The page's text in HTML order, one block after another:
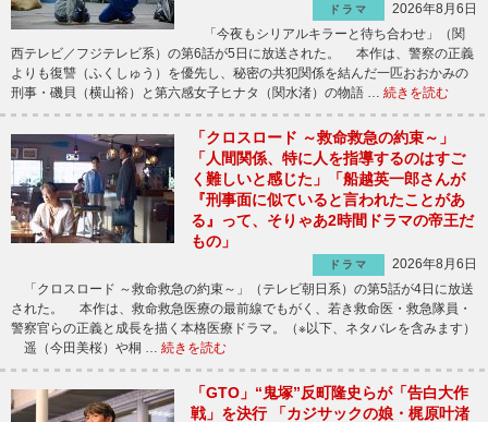
ドラマ
2026年8月6日
「今夜もシリアルキラーと待ち合わせ」（関
西テレビ／フジテレビ系）の第6話が5日に放送された。 本作は、警察の正義
よりも復讐（ふくしゅう）を優先し、秘密の共犯関係を結んだ一匹おおかみの
刑事・磯貝（横山裕）と第六感女子ヒナタ（関水渚）の物語 … 続きを読む
「クロスロード ～救命救急の約束～」
「人間関係、特に人を指導するのはすご
く難しいと感じた」「船越英一郎さんが
『刑事面に似ていると言われたことがあ
る』って、そりゃあ2時間ドラマの帝王だ
もの」
ドラマ
2026年8月6日
「クロスロード ～救命救急の約束～」（テレビ朝日系）の第5話が4日に放送
された。 本作は、救命救急医療の最前線でもがく、若き救命医・救急隊員・
警察官らの正義と成長を描く本格医療ドラマ。（※以下、ネタバレを含みます）
遥（今田美桜）や桐 … 続きを読む
「GTO」“鬼塚”反町隆史らが「告白大作
戦」を決行 「カジサックの娘・梶原叶渚